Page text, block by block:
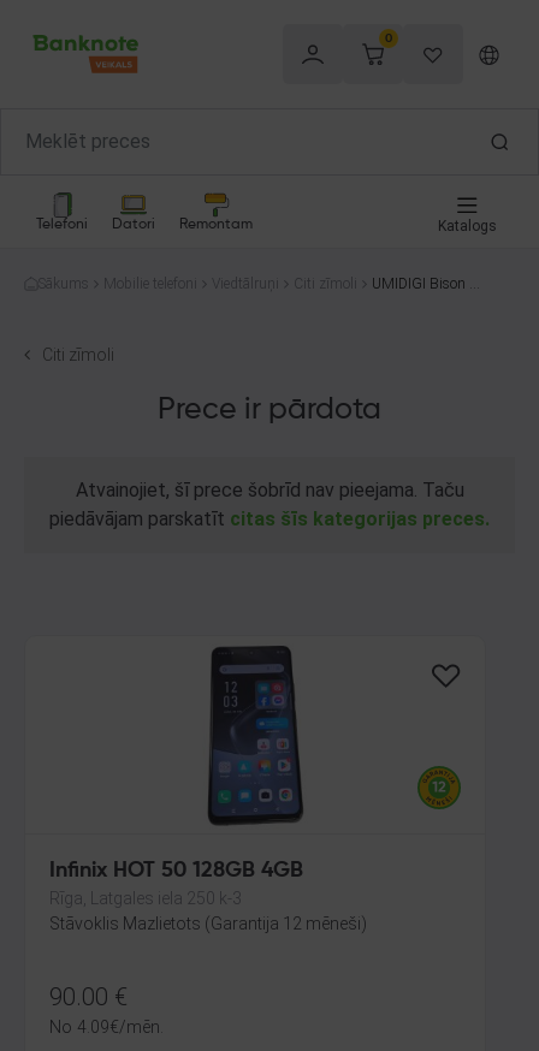
0
Telefoni Datori Remontam Katalogs
Sākums Mobilie telefoni Viedtālruņi Citi zīmoli
UMIDIGI Bison X
Citi zīmoli
Prece ir pārdota
Atvainojiet, šī prece šobrīd nav pieejama. Taču
piedāvājam parskatīt citas šīs kategorijas preces.
Infinix HOT 50 128GB 4GB
Rīga, Latgales iela 250 k-3
Stāvoklis Mazlietots (Garantija 12 mēneši)
90.00 €
No 4.09€/mēn.